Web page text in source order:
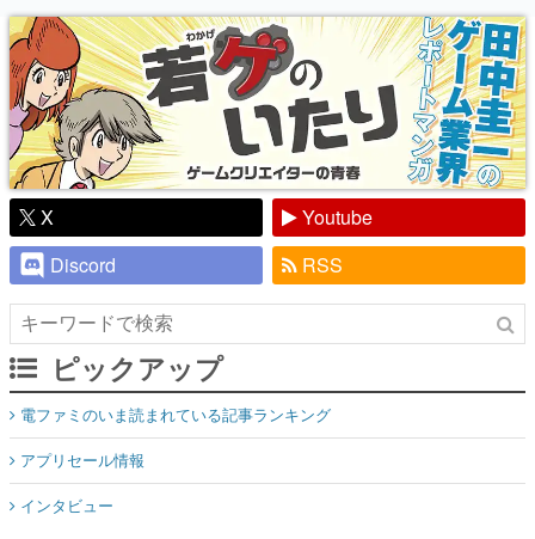
り】
X
Youtube
Discord
RSS
ピックアップ
電ファミのいま読まれている記事ランキング
アプリセール情報
インタビュー